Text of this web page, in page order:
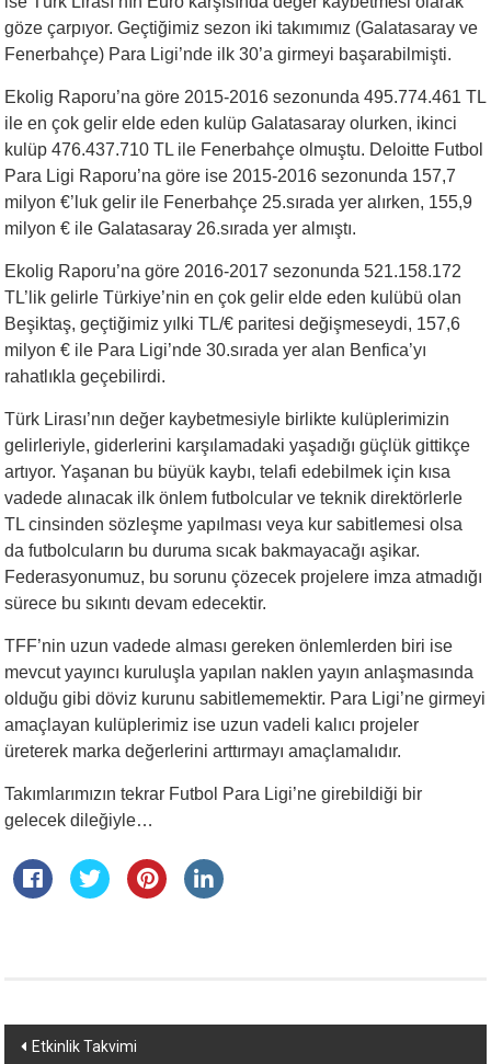
göze çarpıyor. Geçtiğimiz sezon iki takımımız (Galatasaray ve
Fenerbahçe) Para Ligi’nde ilk 30’a girmeyi başarabilmişti.
Ekolig Raporu’na göre 2015-2016 sezonunda 495.774.461 TL
ile en çok gelir elde eden kulüp Galatasaray olurken, ikinci
kulüp 476.437.710 TL ile Fenerbahçe olmuştu. Deloitte Futbol
Para Ligi Raporu’na göre ise 2015-2016 sezonunda 157,7
milyon €’luk gelir ile Fenerbahçe 25.sırada yer alırken, 155,9
milyon € ile Galatasaray 26.sırada yer almıştı.
Ekolig Raporu’na göre 2016-2017 sezonunda 521.158.172
TL’lik gelirle Türkiye’nin en çok gelir elde eden kulübü olan
Beşiktaş, geçtiğimiz yılki TL/€ paritesi değişmeseydi, 157,6
milyon € ile Para Ligi’nde 30.sırada yer alan Benfica’yı
rahatlıkla geçebilirdi.
Türk Lirası’nın değer kaybetmesiyle birlikte kulüplerimizin
gelirleriyle, giderlerini karşılamadaki yaşadığı güçlük gittikçe
artıyor. Yaşanan bu büyük kaybı, telafi edebilmek için kısa
vadede alınacak ilk önlem futbolcular ve teknik direktörlerle
TL cinsinden sözleşme yapılması veya kur sabitlemesi olsa
da futbolcuların bu duruma sıcak bakmayacağı aşikar.
Federasyonumuz, bu sorunu çözecek projelere imza atmadığı
sürece bu sıkıntı devam edecektir.
TFF’nin uzun vadede alması gereken önlemlerden biri ise
mevcut yayıncı kuruluşla yapılan naklen yayın anlaşmasında
olduğu gibi döviz kurunu sabitlememektir. Para Ligi’ne girmeyi
amaçlayan kulüplerimiz ise uzun vadeli kalıcı projeler
üreterek marka değerlerini arttırmayı amaçlamalıdır.
Takımlarımızın tekrar Futbol Para Ligi’ne girebildiği bir
gelecek dileğiyle…
Yazı
Etkinlik Takvimi